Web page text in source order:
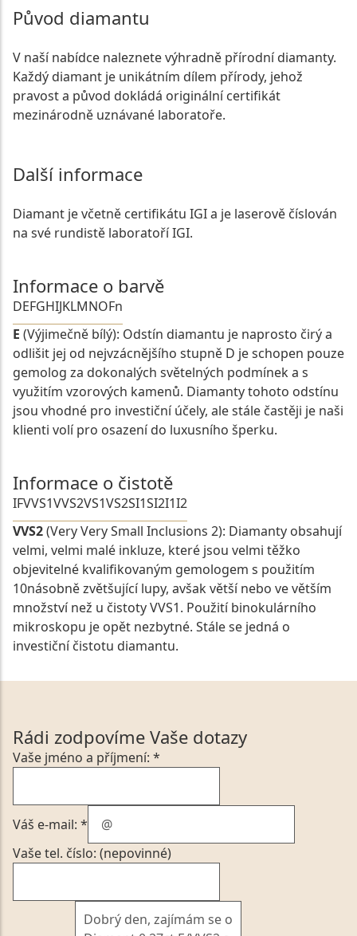
Původ diamantu
V naší nabídce naleznete výhradně přírodní diamanty.
Každý diamant je unikátním dílem přírody, jehož
pravost a původ dokládá originální certifikát
mezinárodně uznávané laboratoře.
Další informace
Diamant je včetně certifikátu IGI a je laserově číslován
na své rundistě laboratoří IGI.
Informace o barvě
DEFGHIJKLMNOFn
E (Výjimečně bílý): Odstín diamantu je naprosto čirý a
odlišit jej od nejvzácnějšího stupně D je schopen pouze
gemolog za dokonalých světelných podmínek a s
využitím vzorových kamenů. Diamanty tohoto odstínu
jsou vhodné pro investiční účely, ale stále častěji je naši
klienti volí pro osazení do luxusního šperku.
Informace o čistotě
IFVVS1VVS2VS1VS2SI1SI2I1I2
VVS2(Very Very Small Inclusions 2): Diamanty obsahují
velmi, velmi malé inkluze, které jsou velmi těžko
objevitelné kvalifikovaným gemologem s použitím
10násobně zvětšující lupy, avšak větší nebo ve větším
množství než u čistoty VVS1. Použití binokulárního
mikroskopu je opět nezbytné. Stále se jedná o
investiční čistotu diamantu.
Rádi zodpovíme Vaše dotazy
Vaše jméno a příjmení: *
Váš e-mail: *
Vaše tel. číslo: (nepovinné)